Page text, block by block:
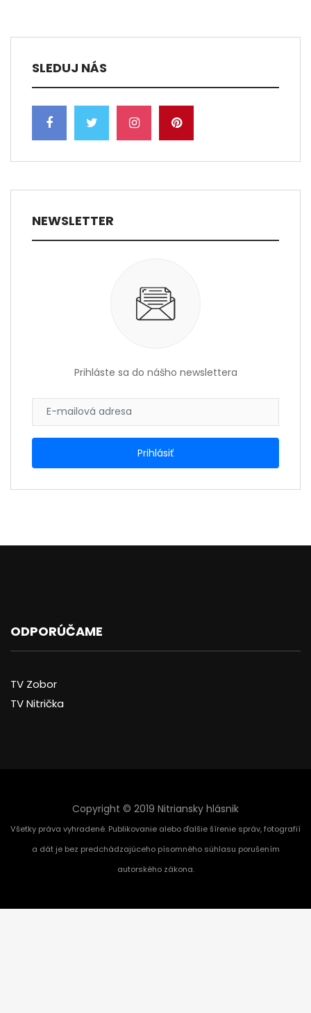
SLEDUJ NÁS
NEWSLETTER
Prihláste sa do nášho newslettera
ODPORÚČAME
TV Zobor
TV Nitrička
Copyright © 2019 Nitriansky hlásnik
Všetky práva vyhradené. Publikovanie alebo ďalšie šírenie správ, fotografií
a dát je bez predchádzajúceho písomného súhlasu porušením
autorského zákona.